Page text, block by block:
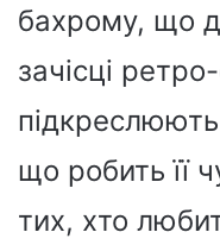
бахрому, що
зачісці
підкреслюють
що робить її
тих, хто